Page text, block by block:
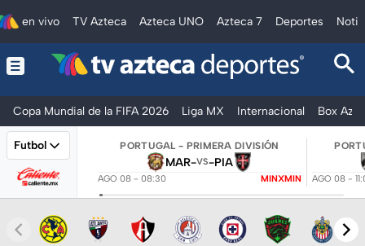
en vivo TV Azteca Azteca UNO Azteca 7 Deportes
Copa Mundial de la FIFA 2026 Liga MX Internacional Box
Futbol PORTUGAL - PRIMERA DIVISIÓN
MAR-VS-PIA
AGO 08 - 08:30 MINXMIN AGO 08 -